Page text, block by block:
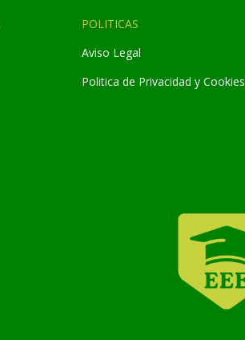
POLITICAS
Aviso Legal
Politica de Privacidad y Cookies